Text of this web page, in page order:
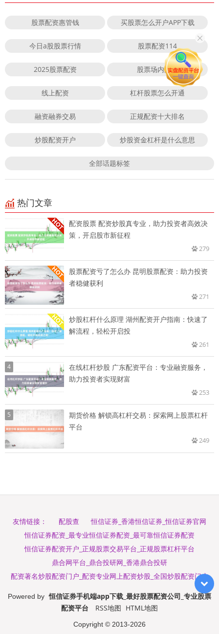
股票配资惠管钱 买股票怎么开户APP下载
今日a股股票行情 股票配资114
2025股票配资 股票场内配资
线上配资 杠杆股票怎么开通
融资融券交易 正规配资十大排名
炒股配资开户 炒股资金杠杆是什么意思
全部话题标签
热门文章
配资股票 配资炒股真专业，助力投资者高效决
策，开启股市新征程
279
股票配资亏了怎么办 昆明股票配资：助力投资
者稳健获利
271
炒股杠杆什么原理 湖州配资开户指南：快速了
解流程，轻松开启投
261
4
在线杠杆炒股 广东配资平台：专业融资服务，
助力投资者实现财富
253
5
期货价格 解锁高杠杆交易：探索网上股票杠杆
平台
249
友情链接： 配股查
恒信证券_香港恒信证券_恒信证券官网
恒信证券配资_最专业恒信证券配资_最可靠恒信证券配资
恒信证券配资开户_正规股票交易平台_正规股票杠杆平台
鼎合网平台_鼎合投研网_香港鼎合投研
配资著名炒股配资门户_配资专业网上配资炒股_全国炒股配资门户
Powered by 恒信证券手机端app下载_最好股票配资公司_专业股票
配资平台
RSS地图 HTML地图
Copyright © 2013-2026